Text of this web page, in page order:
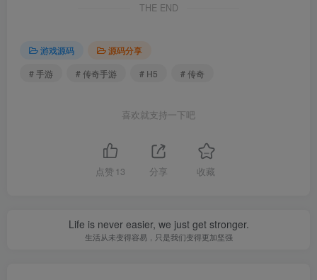
THE END
游戏源码
源码分享
# 手游
# 传奇手游 # H5 # 传奇
喜欢就支持一下吧
点赞 13 分享 收藏
Life is never easier, we just get stronger.
生活从未变得容易，只是我们变得更加坚强